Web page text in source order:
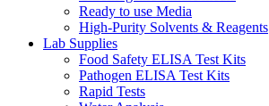
Ready to use Media
High-Purity Solvents & Reagents
Lab Supplies
Food Safety ELISA Test Kits
Pathogen ELISA Test Kits
Rapid Tests